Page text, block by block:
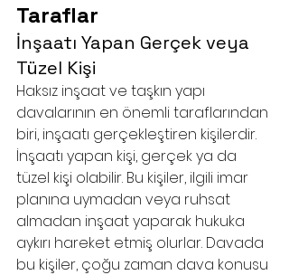
Taraflar
İnşaatı Yapan Gerçek veya
Tüzel Kişi
Haksız inşaat ve taşkın yapı
davalarının en önemli taraflarından
biri, inşaatı gerçekleştiren kişilerdir.
İnşaatı yapan kişi, gerçek ya da
tüzel kişi olabilir. Bu kişiler, ilgili imar
planına uymadan veya ruhsat
almadan inşaat yaparak hukuka
aykırı hareket etmiş olurlar. Davada
bu kişiler, çoğu zaman dava konusu